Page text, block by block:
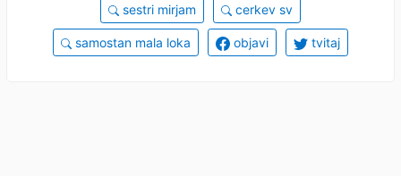
sestri mirjam cerkev sv
samostan mala loka objavi tvitaj